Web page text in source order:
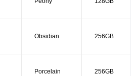
Obsidian 256GB
Porcelain 256GB